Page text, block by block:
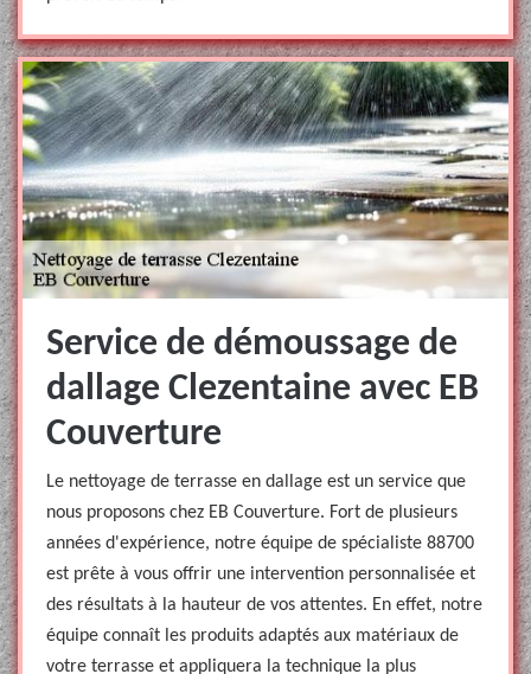
Service de démoussage de
dallage Clezentaine avec EB
Couverture
Le nettoyage de terrasse en dallage est un service que
nous proposons chez EB Couverture. Fort de plusieurs
années d'expérience, notre équipe de spécialiste 88700
est prête à vous offrir une intervention personnalisée et
des résultats à la hauteur de vos attentes. En effet, notre
équipe connaît les produits adaptés aux matériaux de
votre terrasse et appliquera la technique la plus